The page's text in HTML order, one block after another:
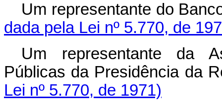
Um representante do
dada pela Lei nº 5.770, de
Um representante da
Públicas da Presidência
Lei nº 5.770, de 1971)